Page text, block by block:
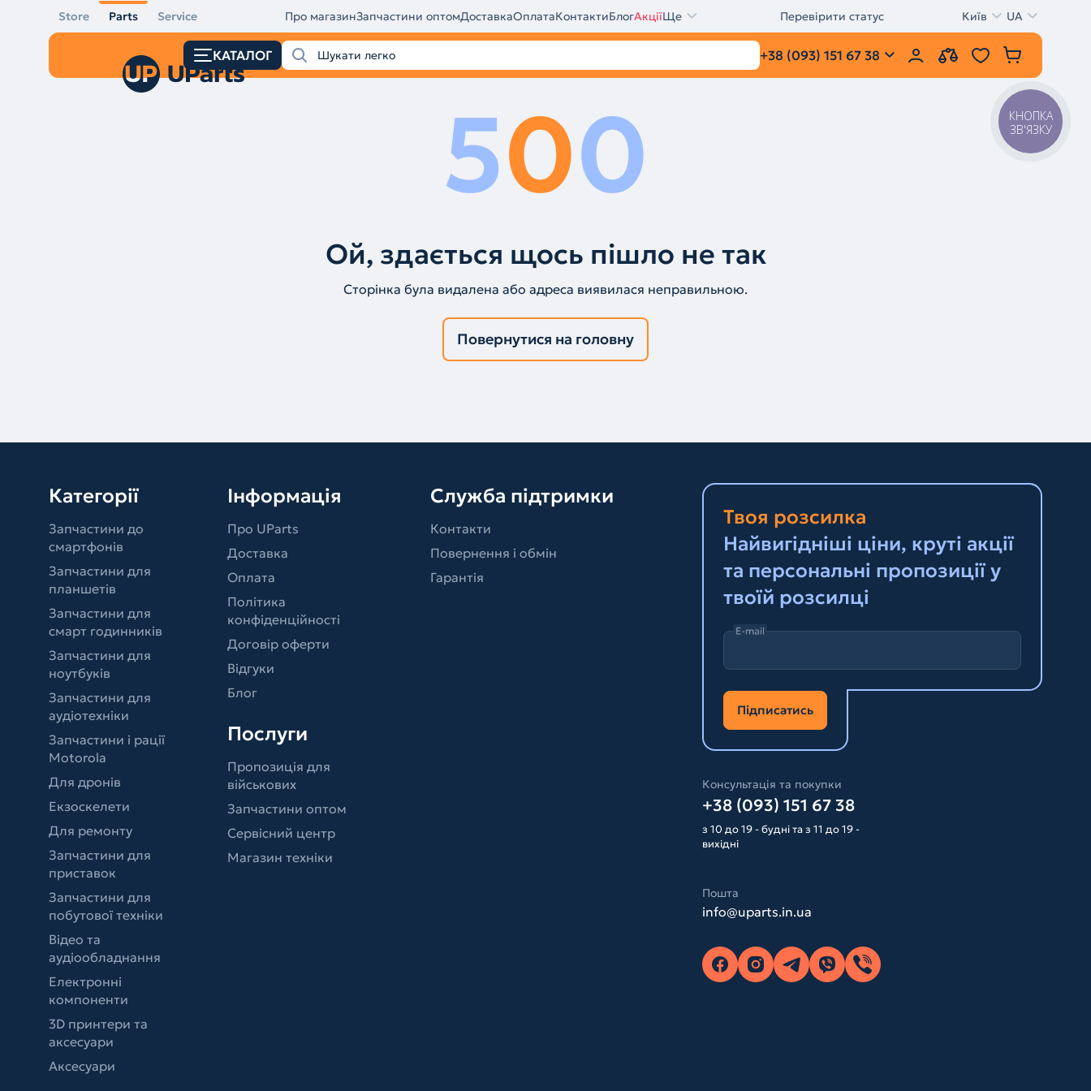
Store Parts Service Про магазинЗапчастини оптомДоставкаОплатаКонтактиБлогАкціїЩе Перевірити статус Київ UA
КАТАЛОГ +38 (093) 151 67 38
500
Ой, здається щось пішло не так
Сторінка була видалена або адреса виявилася неправильною.
Повернутися на головну
Категорії
Запчастини до
смартфонів
Запчастини для
планшетів
Запчастини для
смарт годинників
Запчастини для
ноутбуків
Запчастини для
аудіотехніки
Запчастини і рації
Motorola
Для дронів
Екзоскелети
Для ремонту
Запчастини для
приставок
Запчастини для
побутової техніки
Відео та
аудіообладнання
Електронні
компоненти
3D принтери та
аксесуари
Аксесуари
Інформація
Про UParts
Доставка
Оплата
Політика
конфіденційності
Договір оферти
Відгуки
Блог
Послуги
Пропозиція для
військових
Запчастини оптом
Сервісний центр
Магазин техніки
Служба підтримки
Контакти
Повернення і обмін
Гарантія
Твоя розсилка
Найвигідніші ціни, круті акції
та персональні пропозиції у
твоїй розсилці
E-mail
Підписатись
Консультація та покупки
+38 (093) 151 67 38
з 10 до 19 - будні та з 11 до 19 -
вихідні
Пошта
info@uparts.in.ua
КНОПКА
ЗВ'ЯЗКУ